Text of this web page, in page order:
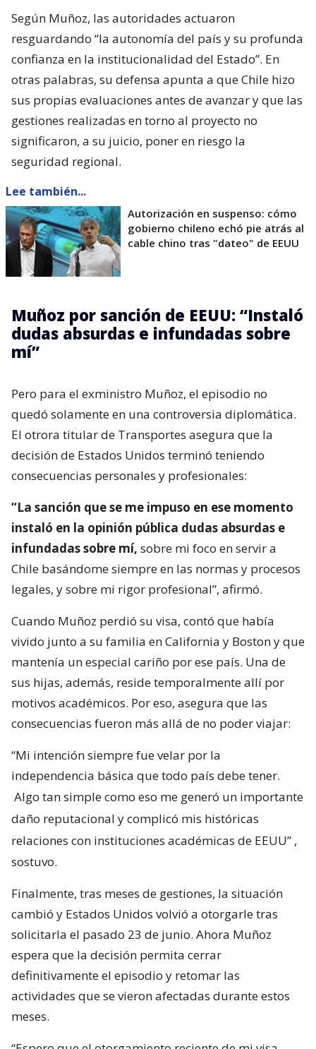
Según Muñoz, las autoridades actuaron
resguardando “la autonomía del país y su profunda
confianza en la institucionalidad del Estado”. En
otras palabras, su defensa apunta a que Chile hizo
sus propias evaluaciones antes de avanzar y que las
gestiones realizadas en torno al proyecto no
significaron, a su juicio, poner en riesgo la
seguridad regional.
Lee también...
Autorización en suspenso: cómo
gobierno chileno echó pie atrás al
cable chino tras "dateo" de EEUU
Muñoz por sanción de EEUU: “Instaló
dudas absurdas e infundadas sobre
mí”
Pero para el exministro Muñoz, el episodio no
quedó solamente en una controversia diplomática.
El otrora titular de Transportes asegura que la
decisión de Estados Unidos terminó teniendo
consecuencias personales y profesionales:
“La sanción que se me impuso en ese momento
instaló en la opinión pública dudas absurdas e
infundadas sobre mí, sobre mi foco en servir a
Chile basándome siempre en las normas y procesos
legales, y sobre mi rigor profesional”, afirmó.
Cuando Muñoz perdió su visa, contó que había
vivido junto a su familia en California y Boston y que
mantenía un especial cariño por ese país. Una de
sus hijas, además, reside temporalmente allí por
motivos académicos. Por eso, asegura que las
consecuencias fueron más allá de no poder viajar:
“Mi intención siempre fue velar por la
independencia básica que todo país debe tener.
Algo tan simple como eso me generó un importante
daño reputacional y complicó mis históricas
relaciones con instituciones académicas de EEUU” ,
sostuvo.
Finalmente, tras meses de gestiones, la situación
cambió y Estados Unidos volvió a otorgarle tras
solicitarla el pasado 23 de junio. Ahora Muñoz
espera que la decisión permita cerrar
definitivamente el episodio y retomar las
actividades que se vieron afectadas durante estos
meses.